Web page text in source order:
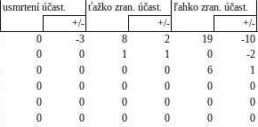
usmrtení účast. ťažko zran. účast. ľahko zran. účast.
+/- +/- +/-
0 -3 8 2 19 -10
0 0 1 1 0 -2
0 0 0 0 6 1
0 0 0 0 0 0
0 0 0 0 0 0
0 0 0 0 0 0